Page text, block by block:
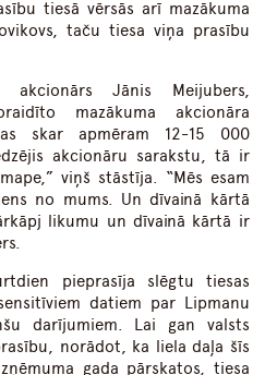
tiesā vērsās arī mazākuma
taču tiesa viņa prasību
akcionārs Jānis Meijubers,
mazākuma akcionāra
skar apmēram 12-15 000
akcionāru sarakstu, tā ir
viņš stāstīja. “Mēs esam
no mums. Un dīvainā kārtā
likumu un dīvainā kārtā ir
pieprasīja slēgtu tiesas
datiem par Lipmanu
darījumiem. Lai gan valsts
norādot, ka liela daļa šīs
gada pārskatos, tiesa